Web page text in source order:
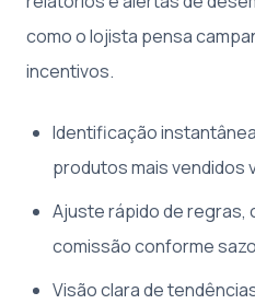
como o lojista pensa
incentivos.
Identificação
produtos mais vendidos
Ajuste rápido de regras,
comissão conforme
Visão clara de